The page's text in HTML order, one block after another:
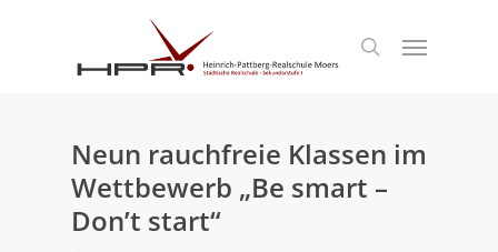
search
Menu
Neun rauchfreie Klassen im
Wettbewerb „Be smart –
Don’t start“